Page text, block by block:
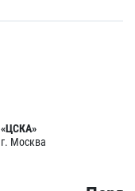
«ЦСКА»
г. Москва